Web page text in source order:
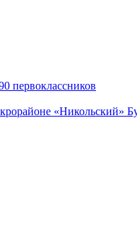
первоклассников
«Никольский»